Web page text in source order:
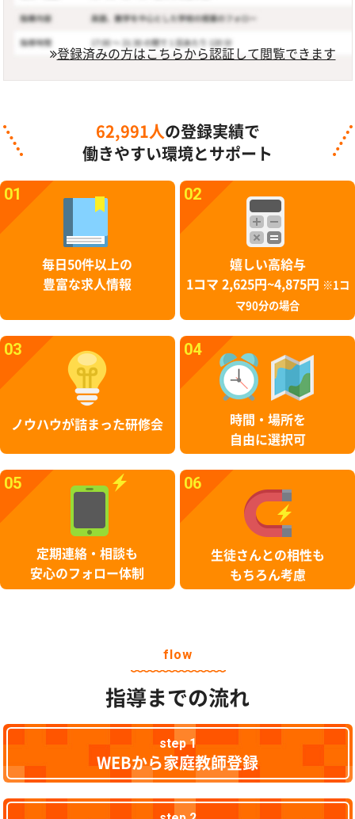
登録済みの方はこちらから認証して閲覧できます
62,991人 の登録実績で
働きやすい環境とサポート
01
毎日50件以上の
豊富な求人情報
02
嬉しい高給与
1コマ 2,625円~4,875円
※1コ
マ90分の場合
03
ノウハウが詰まった研修会
04
時間・場所を
自由に選択可
05
定期連絡・相談も
安心のフォロー体制
06
生徒さんとの相性も
もちろん考慮
flow
指導までの流れ
step 1
WEBから家庭教師登録